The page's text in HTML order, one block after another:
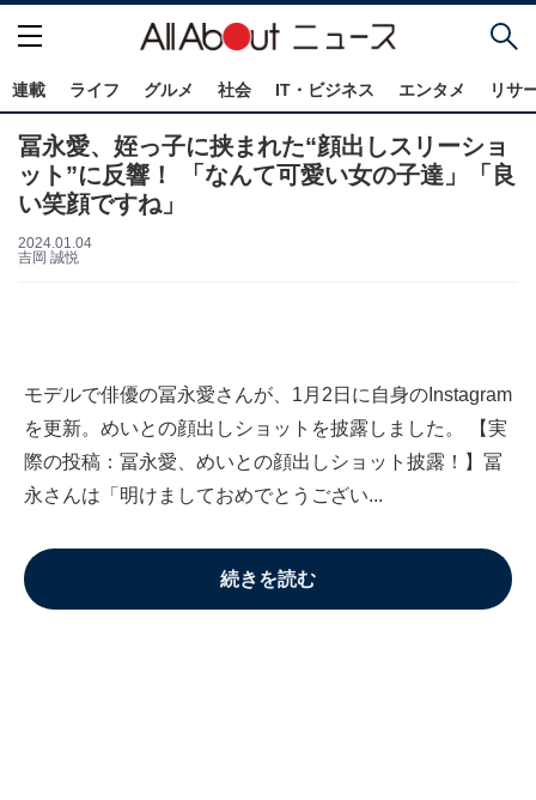
連載 ライフ グルメ 社会 IT・ビジネス エンタメ リサ
冨永愛、姪っ子に挟まれた“顔出しスリーショ
ット”に反響！ 「なんて可愛い女の子達」「良
い笑顔ですね」
2024.01.04
吉岡 誠悦
モデルで俳優の冨永愛さんが、1月2日に自身のInstagram
を更新。めいとの顔出しショットを披露しました。 【実
際の投稿：冨永愛、めいとの顔出しショット披露！】冨
永さんは「明けましておめでとうござい...
続きを読む